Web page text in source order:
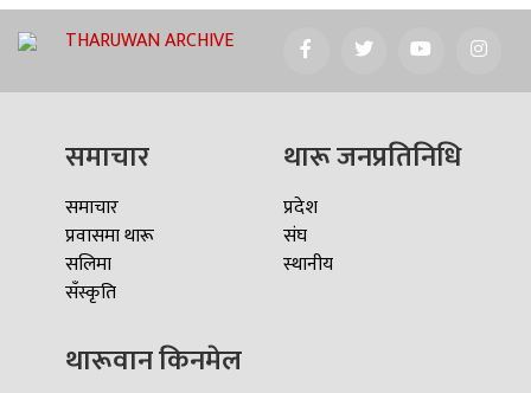
THARUWAN ARCHIVE
समाचार
समाचार
प्रवासमा थारू
सलिमा
सँस्कृति
थारू जनप्रतिनिधि
प्रदेश
संघ
स्थानीय
थारूवान किनमेल